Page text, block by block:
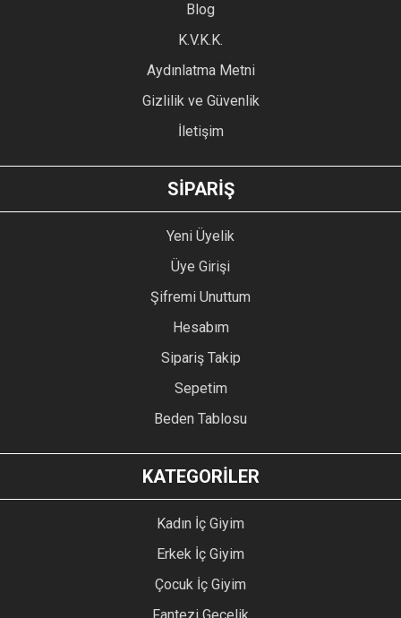
Blog
K.V.K.K.
Aydınlatma Metni
Gizlilik ve Güvenlik
İletişim
SİPARİŞ
Yeni Üyelik
Üye Girişi
Şifremi Unuttum
Hesabım
Sipariş Takip
Sepetim
Beden Tablosu
KATEGORİLER
Kadın İç Giyim
Erkek İç Giyim
Çocuk İç Giyim